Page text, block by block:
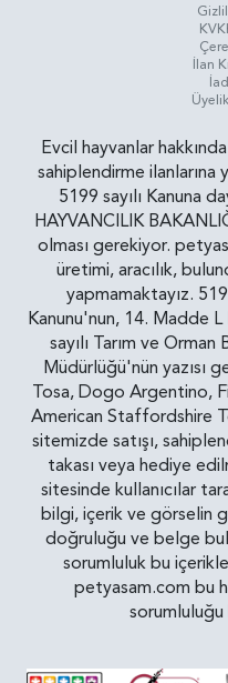
İlan
Evcil hayvanlar
sahiplendirme ilanlarına
5199 sayılı Kanuna
HAYVANCILIK
olması gerekiyor.
üretimi, aracılık,
yapmamaktayız.
Kanunu'nun, 14. Madde
sayılı Tarım ve
Müdürlüğü'nün yazısı
Tosa, Dogo Argentino,
American Staffordshire
sitemizde satışı,
takası veya hediye
sitesinde kullanıcılar
bilgi, içerik ve görselin
doğruluğu ve belge
sorumluluk bu
petyasam.com bu
sorumluluğu